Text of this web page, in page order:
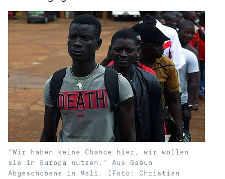
"Wir haben keine Chance hier, wir wollen
sie in Europa nutzen." Aus Gabun
Abgeschobene in Mali. (Foto: Christian